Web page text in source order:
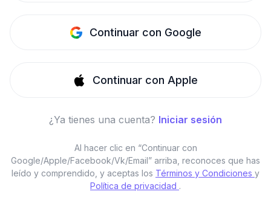
Continuar con Google
Continuar con Apple
¿Ya tienes una cuenta? Iniciar sesión
Al hacer clic en “Continuar con
Google/Apple/Facebook/Vk/Email” arriba, reconoces que has
leído y comprendido, y aceptas los Términos y Condiciones y
Política de privacidad .